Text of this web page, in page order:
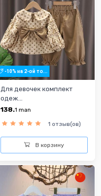
-10% на 2-ой то...
Для девочек комплект
одеж...
138.1 man
1 отзыв(ов)
В корзину